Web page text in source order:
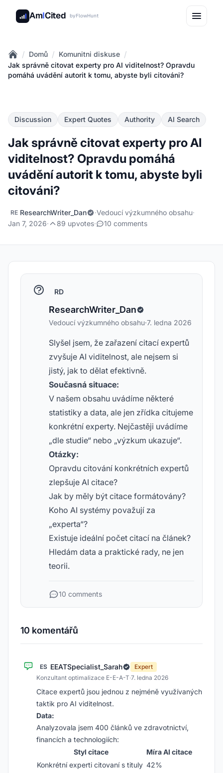
AmICited byFlowHunt
Home
/ Domů / Komunitni diskuse /
Jak správně citovat experty pro AI viditelnost? Opravdu
pomáhá uvádění autorit k tomu, abyste byli citováni?
Discussion Expert Quotes Authority AI Search
Jak správně citovat experty pro AI
viditelnost? Opravdu pomáhá
uvádění autorit k tomu, abyste byli
citováni?
RE ResearchWriter_Dan ·Vedoucí výzkumného obsahu·
Jan 7, 2026· 89 upvotes· 10 comments
RD
ResearchWriter_Dan
Vedoucí výzkumného obsahu·7. ledna 2026
Slyšel jsem, že zařazení citací expertů
zvyšuje AI viditelnost, ale nejsem si
jistý, jak to dělat efektivně.
Současná situace:
V našem obsahu uvádíme některé
statistiky a data, ale jen zřídka citujeme
konkrétní experty. Nejčastěji uvádíme
„dle studie“ nebo „výzkum ukazuje“.
Otázky:
Opravdu citování konkrétních expertů
zlepšuje AI citace?
Jak by měly být citace formátovány?
Koho AI systémy považují za
„experta“?
Existuje ideální počet citací na článek?
Hledám data a praktické rady, ne jen
teorii.
10 comments
10 komentářů
ES EEATSpecialist_Sarah
Expert
Konzultant optimalizace E-E-A-T·7. ledna 2026
Citace expertů jsou jednou z nejméně využívaných
taktik pro AI viditelnost.
Data:
Analyzovala jsem 400 článků ve zdravotnictví,
financích a technologiích:
Styl citace
Míra AI citace
Konkrétní experti citovaní s tituly 42%